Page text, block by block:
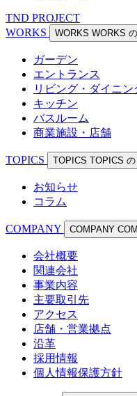
TND PROJECT
WORKS
WORKS WORKS
ガーデン
エントランス
リビング・ダイニン
キッチン
バスルーム
商業施設・店舗
TOPICS TOPICS TOPICS
お知らせ
コラム
COMPANY COMPANY
会社概要
関連会社
事業内容
主要取引先
アクセス
店舗・営業拠点
沿革
採用情報
個人情報保護方針